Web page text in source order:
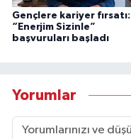
Gençlere kariyer fırsatı:
“Enerjim Sizinle”
başvuruları başladı
Yorumlar